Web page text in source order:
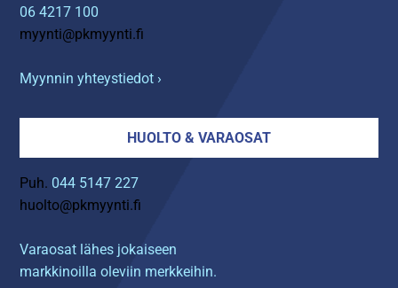
06 4217 100
myynti@pkmyynti.fi
Myynnin yhteystiedot ›
HUOLTO & VARAOSAT
Puh. 044 5147 227
huolto@pkmyynti.fi
Varaosat lähes jokaiseen
markkinoilla oleviin merkkeihin.